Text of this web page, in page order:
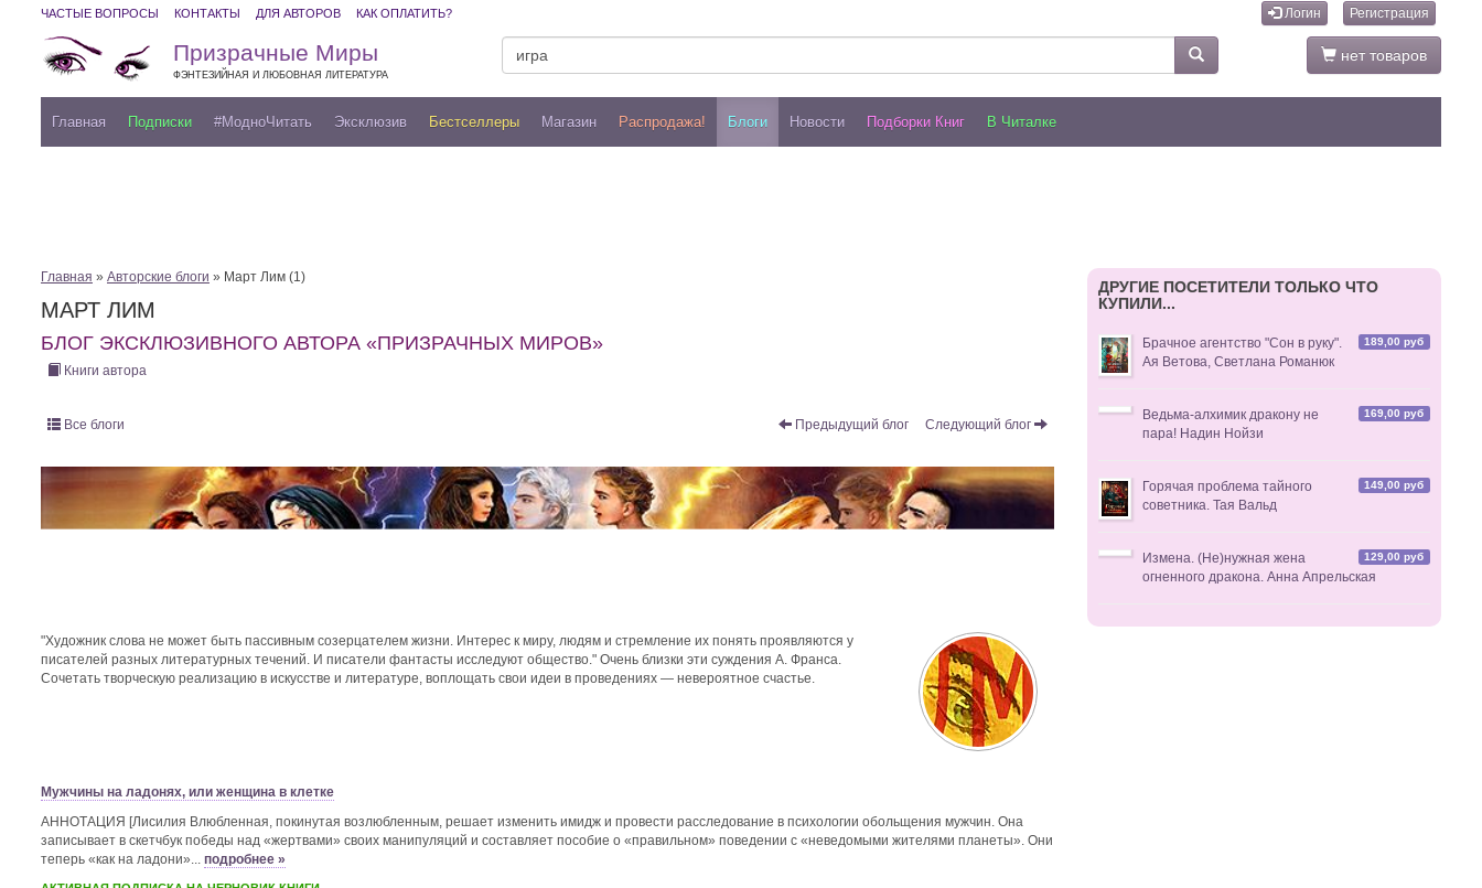
ЧАСТЫЕ ВОПРОСЫ КОНТАКТЫ ДЛЯ АВТОРОВ КАК ОПЛАТИТЬ? Логин Регистрация
Призрачные Миры
ФЭНТЕЗИЙНАЯ И ЛЮБОВНАЯ ЛИТЕРАТУРА
нет товаров
Главная Подписки #МодноЧитать Эксклюзив Бестселлеры Магазин Распродажа! Блоги Новости Подборки Книг В Читалке
Главная » Авторские блоги » Март Лим (1)
МАРТ ЛИМ
БЛОГ ЭКСКЛЮЗИВНОГО АВТОРА «ПРИЗРАЧНЫХ МИРОВ»
Книги автора
Предыдущий блог Следующий блог
Все блоги
"Художник слова не может быть пассивным созерцателем жизни. Интерес к миру, людям и стремление их понять проявляются у
писателей разных литературных течений. И писатели фантасты исследуют общество." Очень близки эти суждения А. Франса.
Сочетать творческую реализацию в искусстве и литературе, воплощать свои идеи в проведениях — невероятное счастье.
Мужчины на ладонях, или женщина в клетке
АННОТАЦИЯ [Лисилия Влюбленная, покинутая возлюбленным, решает изменить имидж и провести расследование в психологии обольщения мужчин. Она
записывает в скетчбук победы над «жертвами» своих манипуляций и составляет пособие о «правильном» поведении с «неведомыми жителями планеты». Они
теперь «как на ладони»... подробнее »
ДРУГИЕ ПОСЕТИТЕЛИ ТОЛЬКО ЧТО
КУПИЛИ...
189,00 руб
Брачное агентство "Сон в руку".
Ая Ветова, Светлана Романюк
169,00 руб
Ведьма-алхимик дракону не
пара! Надин Нойзи
149,00 руб
Горячая проблема тайного
советника. Тая Вальд
129,00 руб
Измена. (Не)нужная жена
огненного дракона. Анна Апрельская